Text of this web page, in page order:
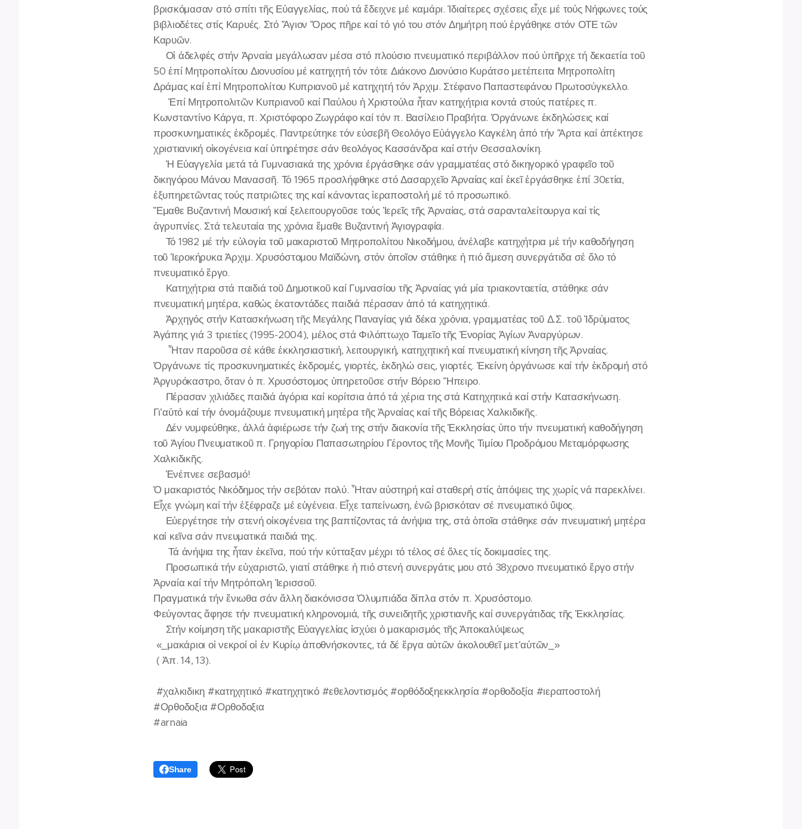
βρισκόμασαν στό σπίτι τῆς Εὐαγγελίας, πού τά ἔδειχνε μέ καμάρι. Ἰδιαίτερες σχέσεις εἶχε μέ τούς Νήφωνες τούς
βιβλιοδέτες στίς Καρυές. Στό Ἅγιον Ὄρος πῆρε καί τό γιό του στόν Δημήτρη πού ἐργάθηκε στόν ΟΤΕ τῶν
Καρυῶν.
🔸Οἱ ἀδελφές στήν Ἀρναία μεγάλωσαν μέσα στό πλούσιο πνευματικό περιβάλλον πού ὑπῆρχε τή δεκαετία τοῦ
50 ἐπί Μητροπολίτου Διονυσίου μέ κατηχητή τόν τότε Διάκονο Διονύσιο Κυράτσο μετέπειτα Μητροπολίτη
Δράμας καί ἐπί Μητροπολίτου Κυπριανοῦ μέ κατηχητή τόν Ἀρχιμ. Στέφανο Παπαστεφάνου Πρωτοσύγκελλο.
🔸 Ἐπί Μητροπολιτῶν Κυπριανοῦ καί Παύλου ἡ Χριστούλα ἦταν κατηχήτρια κοντά στούς πατέρες π.
Κωνσταντίνο Κάργα, π. Χριστόφορο Ζωγράφο καί τόν π. Βασίλειο Πραβήτα. Ὀργάνωνε ἐκδηλώσεις καί
προσκυνηματικές ἐκδρομές. Παντρεύτηκε τόν εὐσεβῆ Θεολόγο Εὐάγγελο Καγκέλη ἀπό τήν Ἄρτα καί ἀπέκτησε
χριστιανική οἰκογένεια καί ὑπηρέτησε σάν θεολόγος Κασσάνδρα καί στήν Θεσσαλονίκη.
🔻Ἡ Εὐαγγελία μετά τά Γυμνασιακά της χρόνια ἐργάσθηκε σάν γραμματέας στό δικηγορικό γραφεῖο τοῦ
δικηγόρου Μάνου Μανασσῆ. Τό 1965 προσλήφθηκε στό Δασαρχεῖο Ἀρναίας καί ἐκεῖ ἐργάσθηκε ἐπί 30ετία,
ἐξυπηρετῶντας τούς πατριῶτες της καί κάνοντας ἱεραποστολή μέ τό προσωπικό.
Ἔμαθε Βυζαντινή Μουσική καί ξελειτουργοῦσε τούς Ἱερεῖς τῆς Ἀρναίας, στά σαρανταλείτουργα καί τίς
ἀγρυπνίες. Στά τελευταία της χρόνια ἔμαθε Βυζαντινή Ἁγιογραφία.
🔻Τό 1982 μέ τήν εὐλογία τοῦ μακαριστοῦ Μητροπολίτου Νικοδήμου, ἀνέλαβε κατηχήτρια μέ τήν καθοδήγηση
τοῦ Ἱεροκήρυκα Ἀρχιμ. Χρυσόστομου Μαϊδώνη, στόν ὁποῖον στάθηκε ἡ πιό ἄμεση συνεργάτιδα σέ ὅλο τό
πνευματικό ἔργο.
🔻Κατηχήτρια στά παιδιά τοῦ Δημοτικοῦ καί Γυμνασίου τῆς Ἀρναίας γιά μία τριακονταετία, στάθηκε σάν
πνευματική μητέρα, καθώς ἑκατοντάδες παιδιά πέρασαν ἀπό τά κατηχητικά.
🔻Ἀρχηγός στήν Κατασκήνωση τῆς Μεγάλης Παναγίας γιά δέκα χρόνια, γραμματέας τοῦ Δ.Σ. τοῦ Ἱδρύματος
Ἀγάπης γιά 3 τριετίες (1995-2004), μέλος στά Φιλόπτωχο Ταμεῖο τῆς Ἐνορίας Ἁγίων Ἀναργύρων.
🔻 Ἦταν παροῦσα σέ κάθε ἐκκλησιαστική, λειτουργική, κατηχητική καί πνευματική κίνηση τῆς Ἀρναίας.
Ὀργάνωνε τίς προσκυνηματικές ἐκδρομές, γιορτές, ἐκδηλώ σεις, γιορτές. Ἐκείνη ὀργάνωσε καί τήν ἐκδρομή στό
Ἀργυρόκαστρο, ὅταν ὁ π. Χρυσόστομος ὑπηρετοῦσε στήν Βόρειο Ἤπειρο.
🔻Πέρασαν χιλιάδες παιδιά ἀγόρια καί κορίτσια ἀπό τά χέρια της στά Κατηχητικά καί στήν Κατασκήνωση.
Γι’αὐτό καί τήν ὀνομάζουμε πνευματική μητέρα τῆς Ἀρναίας καί τῆς Βόρειας Χαλκιδικῆς.
🔻Δέν νυμφεύθηκε, ἀλλά ἀφιέρωσε τήν ζωή της στήν διακονία τῆς Ἐκκλησίας ὑπο τήν πνευματική καθοδήγηση
τοῦ Ἁγίου Πνευματικοῦ π. Γρηγορίου Παπασωτηρίου Γέροντος τῆς Μονῆς Τιμίου Προδρόμου Μεταμόρφωσης
Χαλκιδικῆς.
✨Ἐνέπνεε σεβασμό!
Ὁ μακαριστός Νικόδημος τήν σεβόταν πολύ. Ἦταν αὐστηρή καί σταθερή στίς ἀπόψεις της χωρίς νά παρεκλίνει.
Εἶχε γνώμη καί τήν ἐξέφραζε μέ εὐγένεια. Εἶχε ταπείνωση, ἐνῶ βρισκόταν σέ πνευματικό ὕψος.
✍️Εὐεργέτησε τήν στενή οἰκογένεια της βαπτίζοντας τά ἀνήψια της, στά ὁποῖα στάθηκε σάν πνευματική μητέρα
καί κεῖνα σάν πνευματικά παιδιά της.
🔸 Τά ἀνήψια της ἦταν ἐκεῖνα, πού τήν κύτταξαν μέχρι τό τέλος σέ ὅλες τίς δοκιμασίες της.
✍️Προσωπικά τήν εὐχαριστῶ, γιατί στάθηκε ἡ πιό στενή συνεργάτις μου στό 38χρονο πνευματικό ἔργο στήν
Ἀρναία καί τήν Μητρόπολη Ἱερισσοῦ.
Πραγματικά τήν ἔνιωθα σάν ἄλλη διακόνισσα Ὁλυμπιάδα δίπλα στόν π. Χρυσόστομο.
Φεύγοντας ἄφησε τήν πνευματική κληρονομιά, τῆς συνειδητῆς χριστιανῆς καί συνεργάτιδας τῆς Ἐκκλησίας.
✍️Στήν κοίμηση τῆς μακαριστῆς Εὐαγγελίας ἰσχύει ὁ μακαρισμός τῆς Ἀποκαλύψεως
«_μακάριοι οἱ νεκροί οἱ ἐν Κυρίῳ ἀποθνήσκοντες, τά δέ ἔργα αὐτῶν ἀκολουθεῖ μετ’αὐτῶν_»
( Ἀπ. 14, 13).
#χαλκιδικη #κατηχητικό #κατηχητικό #εθελοντισμός #ορθόδοξηεκκλησία #ορθοδοξία #ιεραποστολή
#Ορθοδοξια #Ορθοδοξια
#arnaia
Share